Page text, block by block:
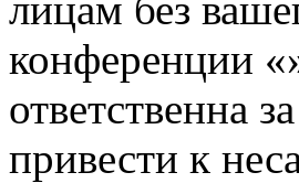
конференции
ответственна
привести к